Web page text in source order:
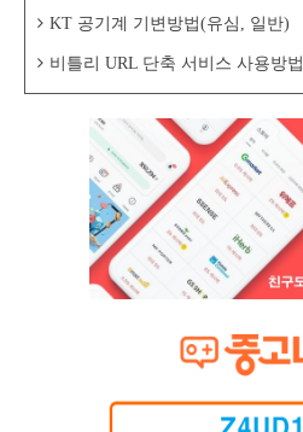
KT 공기계 기변방법(유심, 일반)
비틀리 URL 단축 서비스 사용방법